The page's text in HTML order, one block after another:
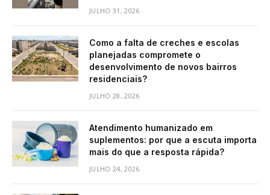
JULHO 31, 2026
Como a falta de creches e escolas
planejadas compromete o
desenvolvimento de novos bairros
residenciais?
JULHO 28, 2026
Atendimento humanizado em
suplementos: por que a escuta importa
mais do que a resposta rápida?
JULHO 24, 2026